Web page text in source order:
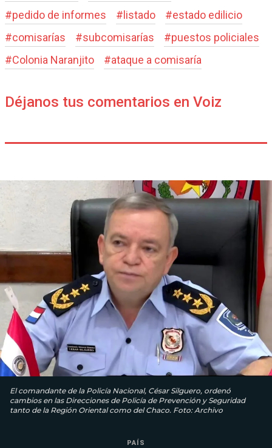
#pedido de informes # listado #estado edilicio
#comisarías #subcomisarías #puestos policiales
#Colonia Naranjito #ataque a comisaría
Déjanos tus comentarios en Voiz
El comandante de la Policía Nacional, César Silguero, ordenó
cambios en las Direcciones de Policía de Prevención y Seguridad
tanto de la Región Oriental como del Chaco. Foto: Archivo
PAÍS